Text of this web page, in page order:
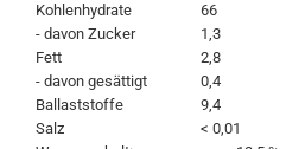
Kohlenhydrate
66
- davon Zucker
1,3
Fett
2,8
- davon gesättigt
0,4
Ballaststoffe
9,4
Salz
< 0,01